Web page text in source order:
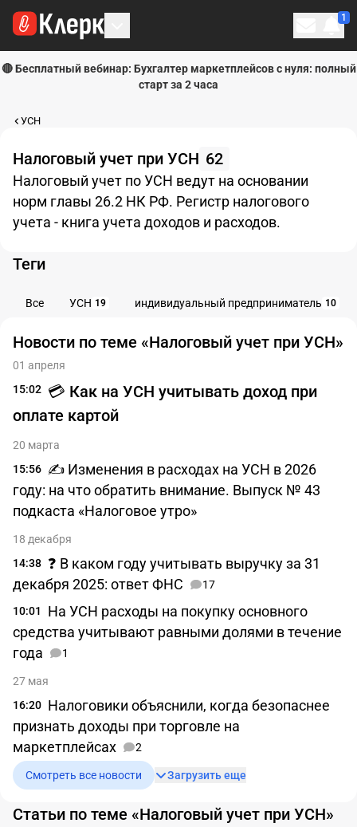
1
🔴 Бесплатный вебинар: Бухгалтер маркетплейсов с нуля: полный
старт за 2 часа
УСН
Налоговый учет при УСН 62
Налоговый учет по УСН ведут на основании
норм главы 26.2 НК РФ. Регистр налогового
учета - книга учета доходов и расходов.
Теги
Все УСН 19 индивидуальный предприниматель 10
Новости по теме «Налоговый учет при УСН»
01 апреля
15:02 💳 Как на УСН учитывать доход при
оплате картой
20 марта
15:56 ✍ Изменения в расходах на УСН в 2026
году: на что обратить внимание. Выпуск № 43
подкаста «Налоговое утро»
18 декабря
14:38 ❓ В каком году учитывать выручку за 31
декабря 2025: ответ ФНС
17
10:01
На УСН расходы на покупку основного
средства учитывают равными долями в течение
года
1
27 мая
16:20 Налоговики объяснили, когда безопаснее
признать доходы при торговле на
маркетплейсах
2
Смотреть все новости Загрузить еще
Статьи по теме «Налоговый учет при УСН»